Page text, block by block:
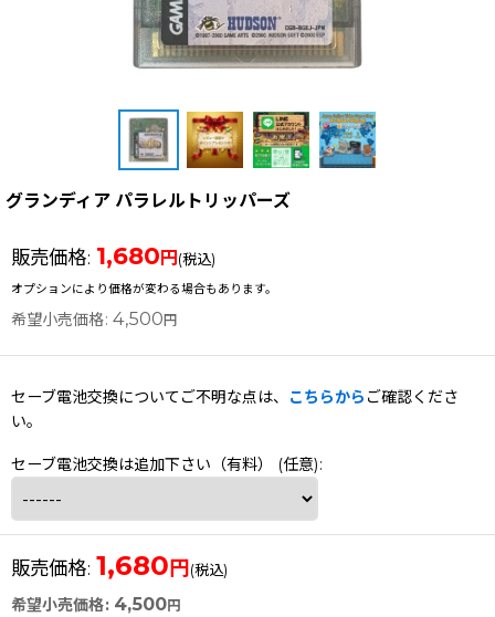
グランディア パラレルトリッパーズ
販売価格: 1,680 円 (税込)
オプションにより価格が変わる場合もあります。
希望小売価格: 4,500 円
セーブ電池交換についてご不明な点は、 こちらから ご確認くださ
い。
セーブ電池交換は追加下さい（有料） (任意):
販売価格: 1,680円(税込)
希望小売価格: 4,500円